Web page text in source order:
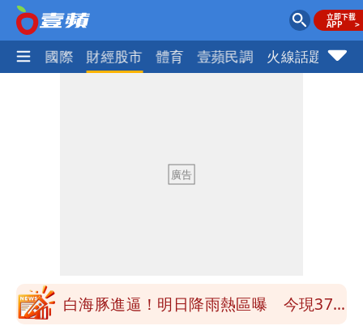
社會 國際 財經股市 體育 壹蘋民調 火線話題
口」 徐巧芯：民進黨當年刻意阻擋
陳妍希9歲兒暴風抽高 帥氣正面曝遺傳
了」 26歲女兒：震驚神奇
白海豚進逼！明日降雨熱區曝 今現37